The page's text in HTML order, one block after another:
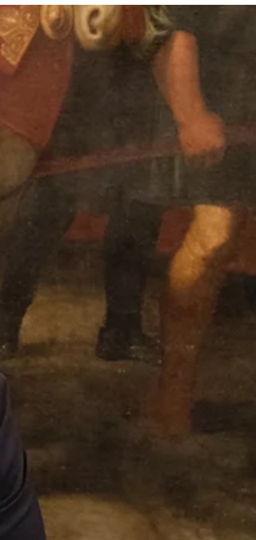
Barbaro Antonio Pontoriero
3 giorni fa
Addio, Francesco Guccini